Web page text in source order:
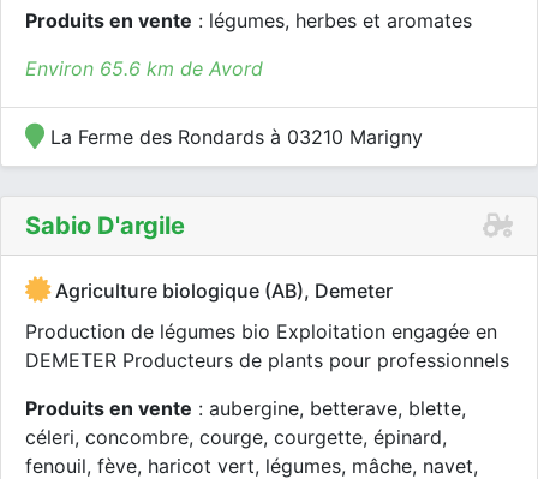
Produits en vente : légumes, herbes et aromates
Environ 65.6 km de Avord
La Ferme des Rondards à 03210 Marigny
Sabio D'argile
Agriculture biologique (AB), Demeter
Production de légumes bio Exploitation engagée en
DEMETER Producteurs de plants pour professionnels
Produits en vente : aubergine, betterave, blette,
céleri, concombre, courge, courgette, épinard,
fenouil, fève, haricot vert, légumes, mâche, navet,